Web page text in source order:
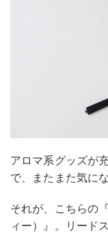
アロマ系グッズが
で、またまた気に
それが、こちらの
ィー）』。リード